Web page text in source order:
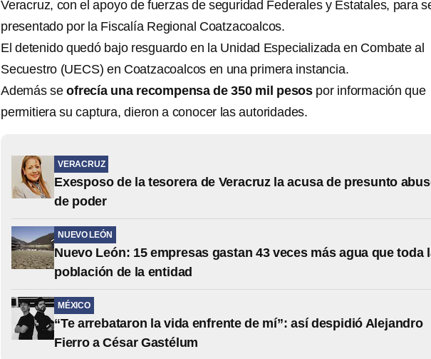
Veracruz, con el apoyo de fuerzas de seguridad Federales y Estatales, para
presentado por la Fiscalía Regional Coatzacoalcos.
El detenido quedó bajo resguardo en la Unidad Especializada en Combate al
Secuestro (UECS) en Coatzacoalcos en una primera instancia.
Además seofrecía una recompensa de 350 mil pesos por información que
permitiera su captura, dieron a conocer las autoridades.
VERACRUZ
Exesposo de la tesorera de Veracruz la acusa de presunto
de poder
NUEVO LEÓN
Nuevo León: 15 empresas gastan 43 veces más agua que toda
población de la entidad
MÉXICO
“Te arrebataron la vida enfrente de mí”: así despidió Alejandro
Fierro a César Gastélum